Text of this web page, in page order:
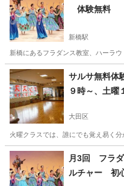
体験無料
新橋駅
新橋にあるフラダンス教室、ハー
東京 港区 新橋駅 フラダ
フラダンス 無料
サルサ無料体
９時～、土曜
大田区
火曜クラスでは、誰にでも覚え易く
東京 大田区 サルサダンス
月3回 フラ
ルチャー 初